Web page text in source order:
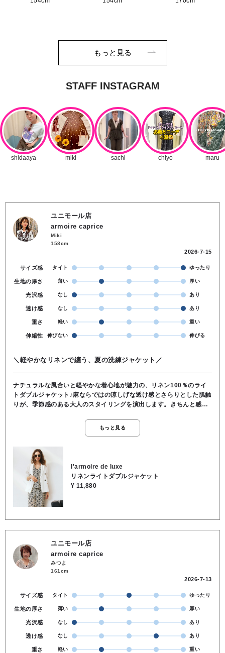
もっと見る
ユニモール店
armoire caprice
Miki
158cm
2026-7-15
サイズ感 タイト ゆったり
生地の厚さ 薄い 厚い
光沢感 なし あり
透け感 なし あり
重さ 軽い 重い
伸縮性 伸びない 伸びる
＼軽やかなリネンで纏う、夏の洗練ジャケット／
ナチュラルな風合いと軽やかな着心地が魅力の、リネン100％のライ
トダブルジャケット♪麻ならではの涼しげな透け感とさらりとした肌触
りが、季節感のある大人のスタイリングを演出します。きちんと感の
ディガン感覚でラフに羽織れる一枚。ヒップにかかる絶妙な丈感で、
スカートにもパンツにもバランス良く合わせていただけます。シンプ
ラスしてくれる、春夏に活躍する万能ジャケットです。●裏地なし●ポ
ケットあり●麻100％●お洗濯OK
もっと見る
l'armoire de luxe
リネンライトダブルジャケット
¥ 11,880
ユニモール店
armoire caprice
みつよ
161cm
2026-7-13
サイズ感 タイト ゆったり
生地の厚さ 薄い 厚い
光沢感 なし あり
透け感 なし あり
重さ 軽い 重い